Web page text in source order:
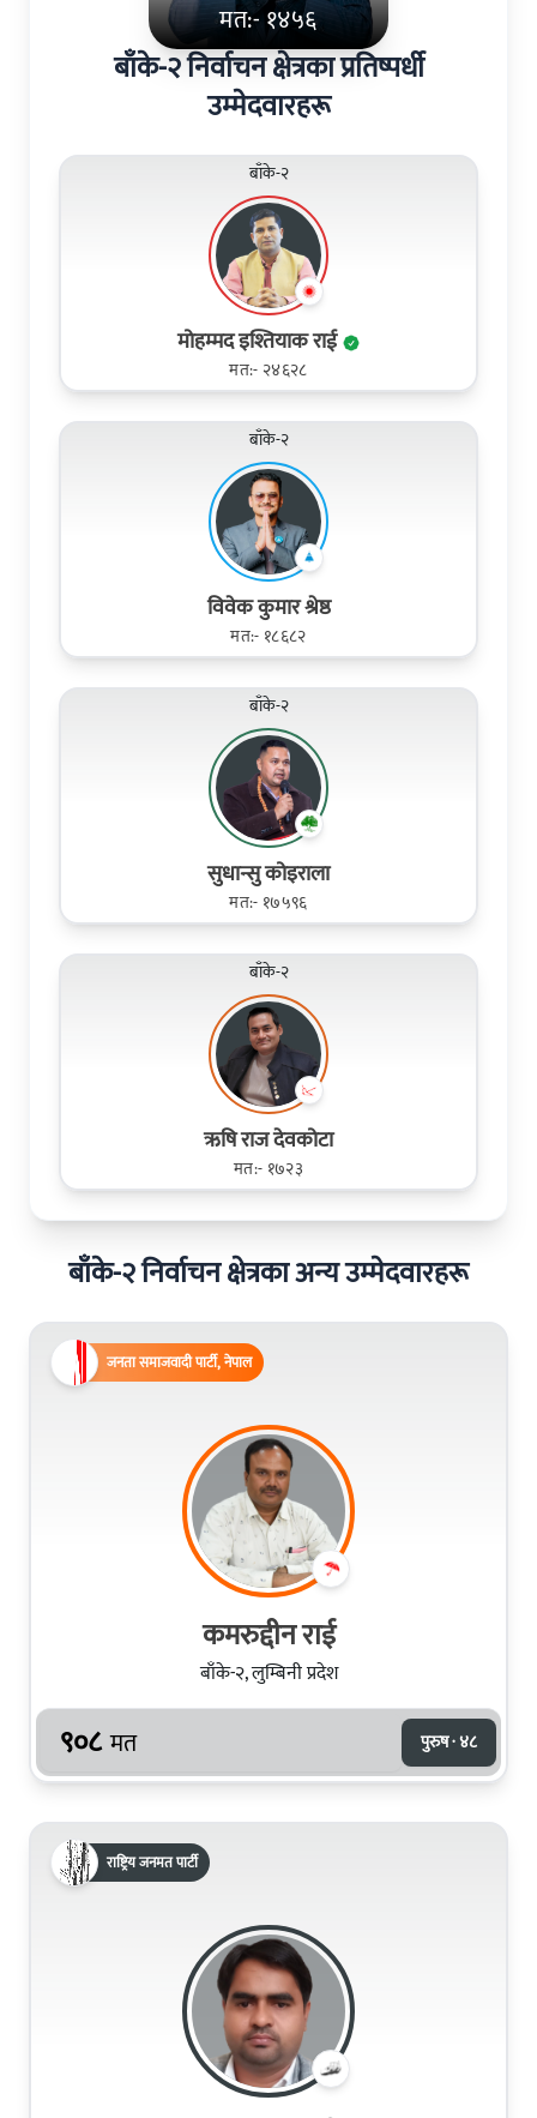
मत:- १४५६
बाँके-२ निर्वाचन क्षेत्रका प्रतिष्पर्धी
उम्मेदवारहरू
बाँके-२
मोहम्मद इश्तियाक राई
मत:- २४६२८
बाँके-२
विवेक कुमार श्रेष्ठ
मत:- १८६८२
बाँके-२
सुधान्सु कोइराला
मत:- १७५९६
बाँके-२
ऋषि राज देवकोटा
मत:- १७२३
बाँके-२ निर्वाचन क्षेत्रका अन्य उम्मेदवारहरू
जनता समाजवादी पार्टी, नेपाल
कमरुद्दीन राई
बाँके-२, लुम्बिनी प्रदेश
९०८ मत पुरुष · ४८
राष्ट्रिय जनमत पार्टी